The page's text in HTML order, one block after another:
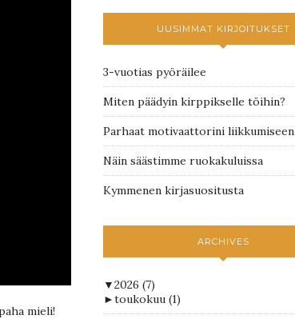
mieli!
UUSIMMAT KIRJOITUKSET
3-vuotias pyöräilee
Miten päädyin kirppikselle töihin?
Parhaat motivaattorini liikkumiseen
Näin säästimme ruokakuluissa
Kymmenen kirjasuositusta
ARCHIVES
▼2026 (7)
►toukokuu (1)